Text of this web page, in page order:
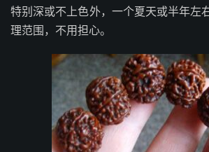
特别深或不上色外，一个夏天或半年左
理范围，不用担心。